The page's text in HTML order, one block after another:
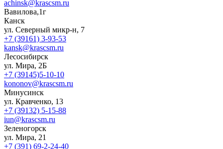
achinsk@krascsm.ru
Вавилова,1г
Канск
ул. Северный микр-н, 7
+7 (39161) 3-93-53
kansk@krascsm.ru
Лесосибирск
ул. Мира, 2Б
+7 (39145)5-10-10
kononov@krascsm.ru
Минусинск
ул. Кравченко, 13
+7 (39132) 5-15-88
iun@krascsm.ru
Зеленогорск
ул. Мира, 21
+7 (391) 69-2-24-40